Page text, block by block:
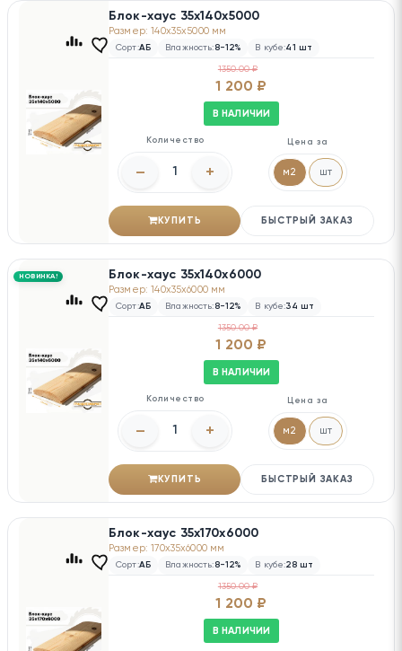
Блок-хаус 35х140х5000
Размер: 140x35x5000 мм
Сорт:АБ Влажность: 8-12% В кубе:41 шт
1350.00 ₽
1 200 ₽
В НАЛИЧИИ
Количество
– +
Цена за
м2 шт
КУПИТЬ БЫСТРЫЙ ЗАКАЗ
НОВИНКА! Блок-хаус 35х140х6000
Размер: 140x35x6000 мм
Сорт:АБ Влажность: 8-12% В кубе:34 шт
1350.00 ₽
1 200 ₽
В НАЛИЧИИ
Количество
– +
Цена за
м2 шт
КУПИТЬ БЫСТРЫЙ ЗАКАЗ
Блок-хаус 35х170х6000
Размер: 170x35x6000 мм
Сорт:АБ Влажность: 8-12% В кубе:28 шт
1350.00 ₽
1 200 ₽
В НАЛИЧИИ